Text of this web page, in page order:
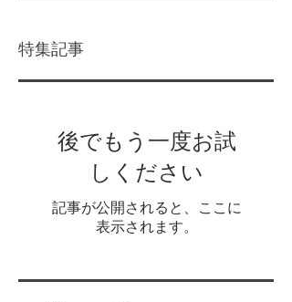
特集記事
後でもう一度お試
しください
記事が公開されると、ここに
表示されます。